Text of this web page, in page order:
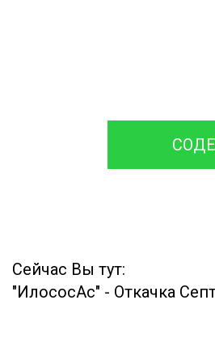
Сейчас Вы тут:
"ИлососАс" - Откачка